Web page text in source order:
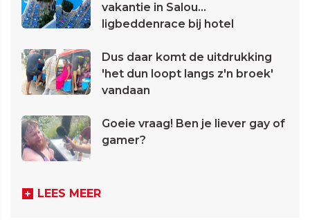
vakantie in Salou...
ligbeddenrace bij hotel
Dus daar komt de uitdrukking
'het dun loopt langs z'n broek'
vandaan
Goeie vraag! Ben je liever gay of
gamer?
LEES MEER